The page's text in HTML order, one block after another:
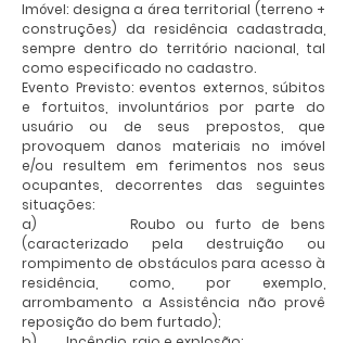
Imóvel: designa a área territorial (terreno +
construções) da residência cadastrada,
sempre dentro do território nacional, tal
como especificado no cadastro.
Evento Previsto: eventos externos, súbitos
e fortuitos, involuntários por parte do
usuário ou de seus prepostos, que
provoquem danos materiais no imóvel
e/ou resultem em ferimentos nos seus
ocupantes, decorrentes das seguintes
situações:
a) Roubo ou furto de bens
(caracterizado pela destruição ou
rompimento de obstáculos para acesso à
residência, como, por exemplo,
arrombamento a Assistência não provê
reposição do bem furtado);